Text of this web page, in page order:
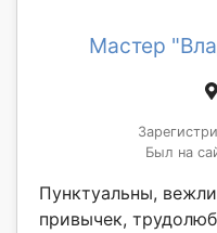
Мастер
Был на
Пунктуальны,
привычек,